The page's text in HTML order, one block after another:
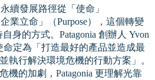
續發展路徑從「使命」
業立命」（Purpose），這個轉變
身的方式。Patagonia 創辦人 Yvon
命定為「打造最好的產品並造成最
執行解決環境危機的行動方案」。
機的加劇，Patagonia 更理解光靠